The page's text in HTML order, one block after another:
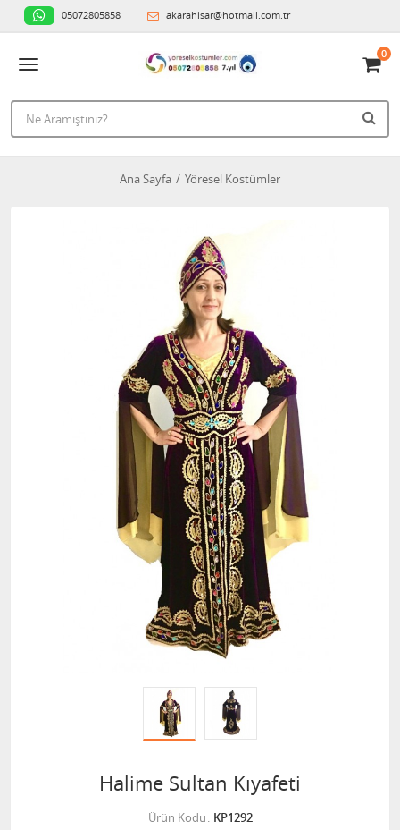
05072805858 akarahisar@hotmail.com.tr
0
Ana Sayfa Yöresel Kostümler
Halime Sultan Kıyafeti
Ürün Kodu KP1292